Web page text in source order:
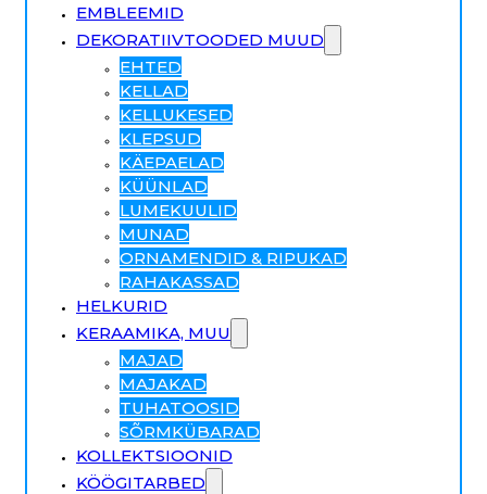
EMBLEEMID
DEKORATIIVTOODED MUUD
EHTED
KELLAD
KELLUKESED
KLEPSUD
KÄEPAELAD
KÜÜNLAD
LUMEKUULID
MUNAD
ORNAMENDID & RIPUKAD
RAHAKASSAD
HELKURID
KERAAMIKA, MUU
MAJAD
MAJAKAD
TUHATOOSID
SÕRMKÜBARAD
KOLLEKTSIOONID
KÖÖGITARBED